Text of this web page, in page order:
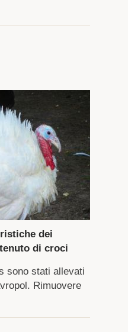
dei
di croci
sono stati allevati
Rimuovere